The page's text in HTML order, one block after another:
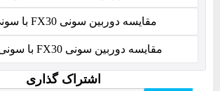
مقایسه دوربین سونی FX30 با سونی FX3
مقایسه دوربین سونی FX30 با سونی A6700
اشتراک گذاری